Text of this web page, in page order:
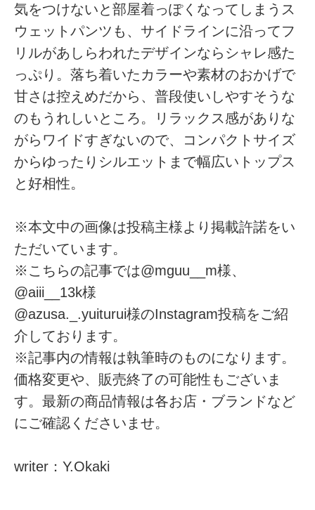
気をつけないと部屋着っぽくなってしまうス
ウェットパンツも、サイドラインに沿ってフ
リルがあしらわれたデザインならシャレ感た
っぷり。落ち着いたカラーや素材のおかげで
甘さは控えめだから、普段使いしやすそうな
のもうれしいところ。リラックス感がありな
がらワイドすぎないので、コンパクトサイズ
からゆったりシルエットまで幅広いトップス
と好相性。
※本文中の画像は投稿主様より掲載許諾をい
ただいています。
※こちらの記事では@mguu__m様、
@aiii__13k様
@azusa._.yuiturui様のInstagram投稿をご紹
介しております。
※記事内の情報は執筆時のものになります。
価格変更や、販売終了の可能性もございま
す。最新の商品情報は各お店・ブランドなど
にご確認くださいませ。
writer：Y.Okaki